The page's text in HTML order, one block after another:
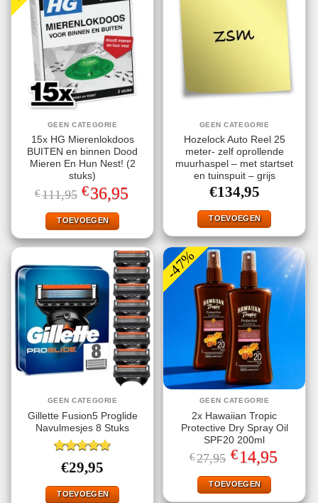
GEEN CATEGORIE
15x HG Mierenlokdoos
BUITEN en binnen Dood
Mieren En Hun Nest! (2
stuks)
€111,95 Oorspronkelijke
prijs
was:
€111,95.
€36,95
TOEVOEGEN
GEEN CATEGORIE
Hozelock Auto Reel 25
meter- zelf oprollende
muurhaspel – met startset
en tuinspuit – grijs
€134,95
TOEVOEGEN
GEEN CATEGORIE
Gillette Fusion5 Proglide
Navulmesjes 8 Stuks
Gewaardeerd
5.00uit 5
€29,95
TOEVOEGEN
-47%
GEEN CATEGORIE
2x Hawaiian Tropic
Protective Dry Spray Oil
SPF20 200ml
€27,95 Oorspronkelijke
prijs
was:
€27,95.
€14,95prijs
TOEVOEGEN